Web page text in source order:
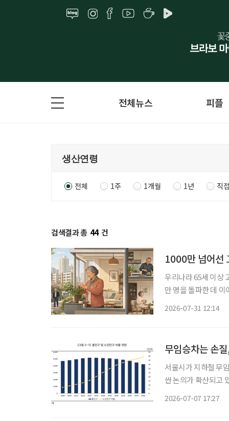
전체뉴스 피플
전체 1주 1개월 1년 직
검색결과 총 44 건
1000만 넘어선
우리나라 65세 이상
만 명을 돌파한 데
2026-07-31 12:14
무임승차는 손
서울시가 지하철 무
싼 논의가 확산되고
2026-07-07 17:27